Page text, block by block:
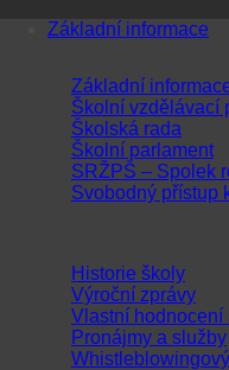
PřeskočitZákladní informace
Základní
Školní vzdělávací
Školská rada
Školní parlament
SRŽPŠ – Spolek
Svobodný přístup
Historie školy
Výroční zprávy
Vlastní hodnocení
Pronájmy a služby